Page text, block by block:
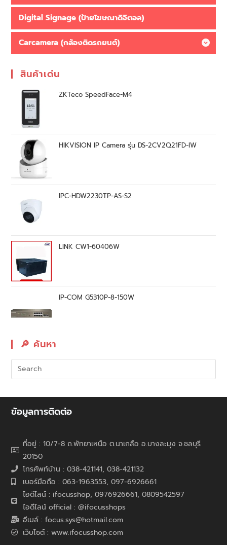
Digital Signage (ป้ายโฆษณาดิจิตอล)
Carcamera (กล้องติดรถยนต์)
สินค้าเด่น
ZKTeco SpeedFace-M4
HIKVISION IP Camera รุ่น DS-2CV2Q21FD-IW
IPC-HDW2230TP-AS-S2
LINK CW1-60406W
IP-COM G5310P-8-150W
🔎︎ ค้นหา
ข้อมูลการติดต่อ
ที่อยู่ : 10/7-8 ถ.พัทยาเหนือ ต.นาเกลือ อ.บางละมุง จ.ชลบุรี
20150
โทรศัพท์บ้าน : 038-421141, 038-421132
เบอร์มือถือ : 063-1963553, 097-6926661
ไอดีไลน์ : ifocusshop, 0976926661, 0809542597
ไอดีไลน์ official : @ifocusshops
อีเมล์ : focus.sys@hotmail.com
เว็บไซต์ : www.ifocusshop.com